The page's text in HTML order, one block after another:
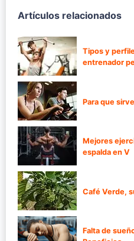
Artículos relacionados
Tipos y
entrenador
Para que
Mejores
espalda en V
Café Verde,
Falta de